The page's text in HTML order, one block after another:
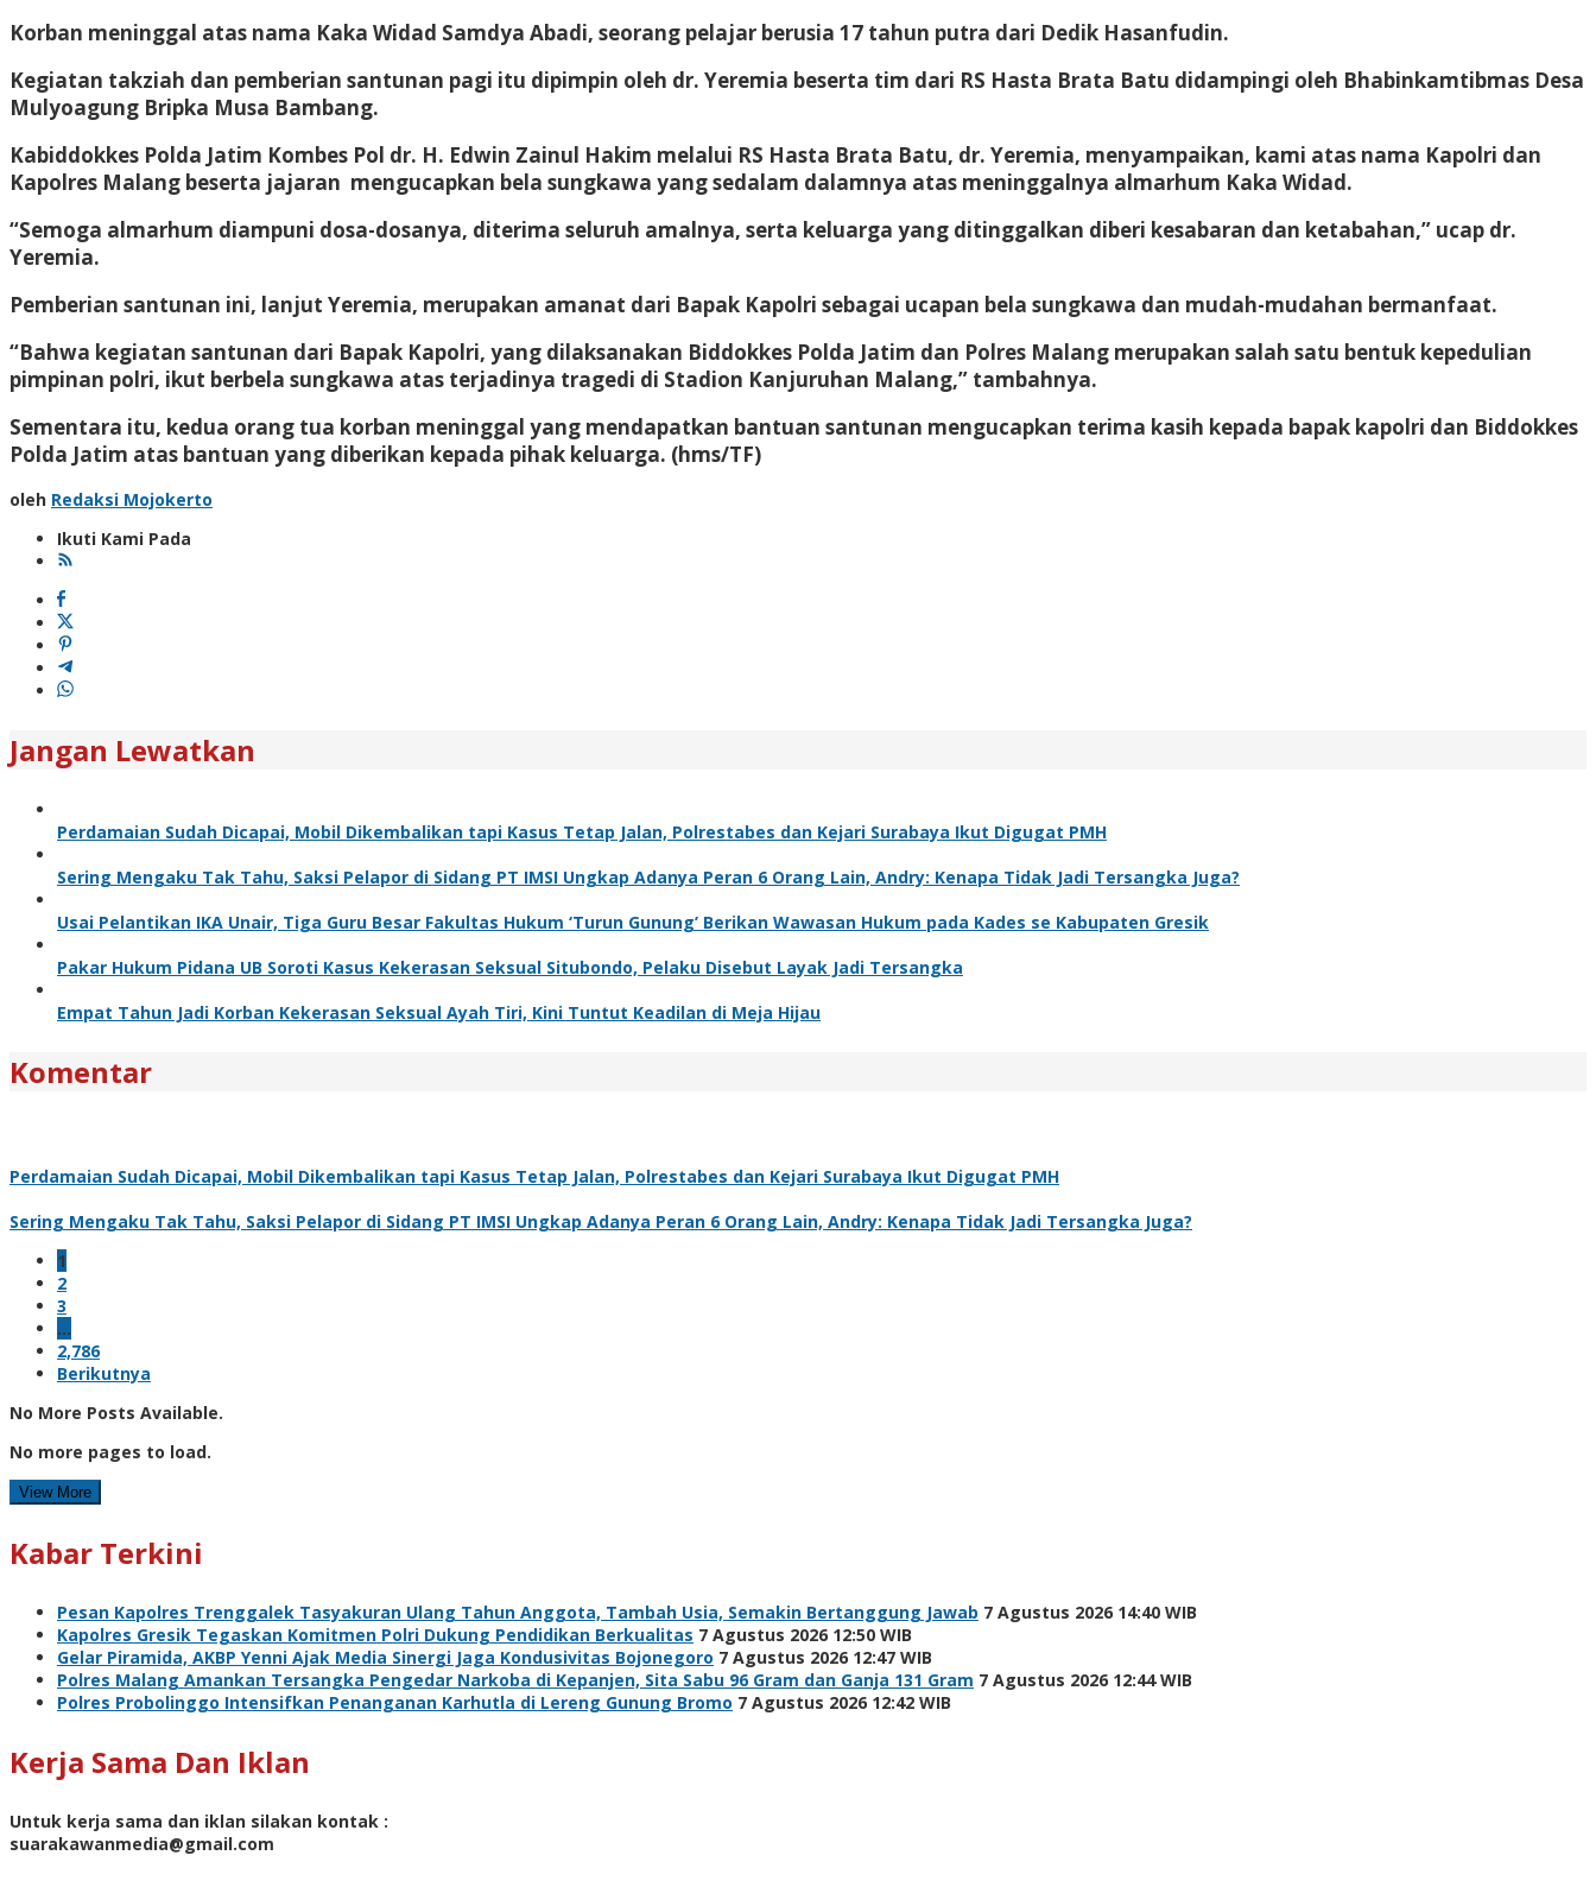
Korban meninggal atas nama Kaka Widad Samdya Abadi, seorang pelajar berusia 17 tahun putra dari Dedik Hasanfudin.
Kegiatan takziah dan pemberian santunan pagi itu dipimpin oleh dr. Yeremia beserta tim dari RS Hasta Brata Batu didampingi oleh Bhabinkamtibmas Desa
Mulyoagung Bripka Musa Bambang.
Kabiddokkes Polda Jatim Kombes Pol dr. H. Edwin Zainul Hakim melalui RS Hasta Brata Batu, dr. Yeremia, menyampaikan, kami atas nama Kapolri dan
Kapolres Malang beserta jajaran mengucapkan bela sungkawa yang sedalam dalamnya atas meninggalnya almarhum Kaka Widad.
“Semoga almarhum diampuni dosa-dosanya, diterima seluruh amalnya, serta keluarga yang ditinggalkan diberi kesabaran dan ketabahan,” ucap dr.
Yeremia.
Pemberian santunan ini, lanjut Yeremia, merupakan amanat dari Bapak Kapolri sebagai ucapan bela sungkawa dan mudah-mudahan bermanfaat.
“Bahwa kegiatan santunan dari Bapak Kapolri, yang dilaksanakan Biddokkes Polda Jatim dan Polres Malang merupakan salah satu bentuk kepedulian
pimpinan polri, ikut berbela sungkawa atas terjadinya tragedi di Stadion Kanjuruhan Malang,” tambahnya.
Sementara itu, kedua orang tua korban meninggal yang mendapatkan bantuan santunan mengucapkan terima kasih kepada bapak kapolri dan Biddokkes
Polda Jatim atas bantuan yang diberikan kepada pihak keluarga. (hms/TF)
oleh Redaksi Mojokerto
Ikuti Kami Pada
Jangan Lewatkan
Perdamaian Sudah Dicapai, Mobil Dikembalikan tapi Kasus Tetap Jalan, Polrestabes dan Kejari Surabaya Ikut Digugat PMH
Sering Mengaku Tak Tahu, Saksi Pelapor di Sidang PT IMSI Ungkap Adanya Peran 6 Orang Lain, Andry: Kenapa Tidak Jadi Tersangka Juga?
Usai Pelantikan IKA Unair, Tiga Guru Besar Fakultas Hukum ‘Turun Gunung’ Berikan Wawasan Hukum pada Kades se Kabupaten Gresik
Pakar Hukum Pidana UB Soroti Kasus Kekerasan Seksual Situbondo, Pelaku Disebut Layak Jadi Tersangka
Empat Tahun Jadi Korban Kekerasan Seksual Ayah Tiri, Kini Tuntut Keadilan di Meja Hijau
Komentar
Perdamaian Sudah Dicapai, Mobil Dikembalikan tapi Kasus Tetap Jalan, Polrestabes dan Kejari Surabaya Ikut Digugat PMH
Sering Mengaku Tak Tahu, Saksi Pelapor di Sidang PT IMSI Ungkap Adanya Peran 6 Orang Lain, Andry: Kenapa Tidak Jadi Tersangka Juga?
1
2
3
…
2,786
Berikutnya
No More Posts Available.
No more pages to load.
View More
Kabar Terkini
Pesan Kapolres Trenggalek Tasyakuran Ulang Tahun Anggota, Tambah Usia, Semakin Bertanggung Jawab 7 Agustus 2026 14:40 WIB
Kapolres Gresik Tegaskan Komitmen Polri Dukung Pendidikan Berkualitas 7 Agustus 2026 12:50 WIB
Gelar Piramida, AKBP Yenni Ajak Media Sinergi Jaga Kondusivitas Bojonegoro 7 Agustus 2026 12:47 WIB
Polres Malang Amankan Tersangka Pengedar Narkoba di Kepanjen, Sita Sabu 96 Gram dan Ganja 131 Gram 7 Agustus 2026 12:44 WIB
Polres Probolinggo Intensifkan Penanganan Karhutla di Lereng Gunung Bromo 7 Agustus 2026 12:42 WIB
Kerja Sama Dan Iklan
Untuk kerja sama dan iklan silakan kontak :
suarakawanmedia@gmail.com